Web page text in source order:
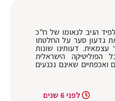
לפיד הגיב לנאומו של ח"כ
גדעון סער על החלטתו
דעותינו שונות
הפוליטיקה הישראלית
ואכפתיים שאינם נכנעים
לפני 6 שנים